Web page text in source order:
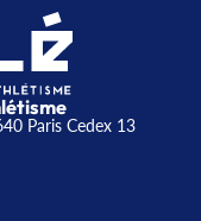
Paris Cedex 13